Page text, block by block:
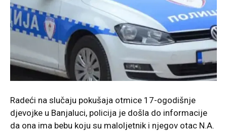
Radeći na slučaju pokušaja otmice 17-ogodišnje
djevojke u Banjaluci, policija je došla do informacije
da ona ima bebu koju su maloljetnik i njegov otac N.A.